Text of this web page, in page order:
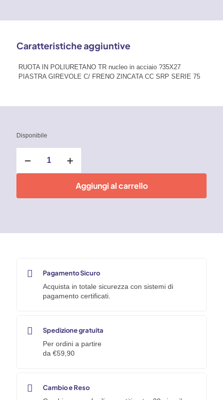
Caratteristiche aggiuntive
RUOTA IN POLIURETANO TR nucleo in acciaio ?35X27
PIASTRA GIREVOLE C/ FRENO ZINCATA CC SRP SERIE 75
Disponibile
transpallet
in
nucleo
Aggiungi al carrello
Pagamento Sicuro
Acquista in totale sicurezza con sistemi di
pagamento certificati.
Spedizione gratuita
Per ordini a partire
da €59,90
Cambio e Reso